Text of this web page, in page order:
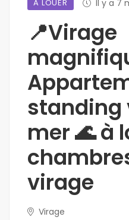
A LOUER Il y a 7
📍Virage
standing
mer 🌊 à
virage
Virage